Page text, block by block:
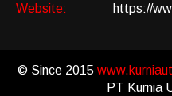
Website:
https://
© Since 2015
PT Kurnia